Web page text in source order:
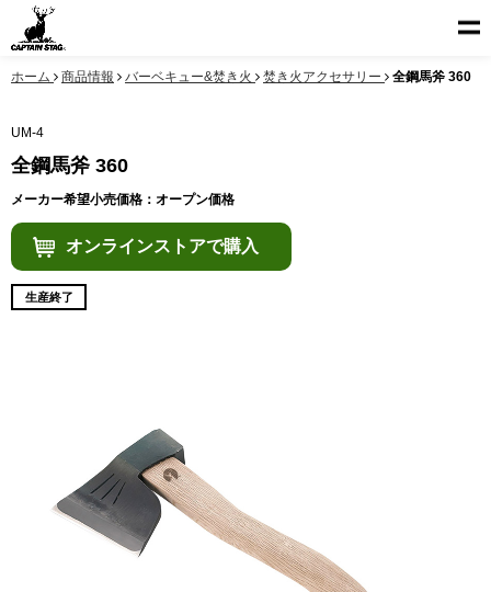
ホーム 商品情報 バーベキュー&焚き火 焚き火アクセサリー 全鋼馬斧 360
UM-4
全鋼馬斧 360
メーカー希望小売価格：オープン価格
オンラインストアで購入
生産終了